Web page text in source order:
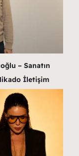
– Sanatın
İletişim